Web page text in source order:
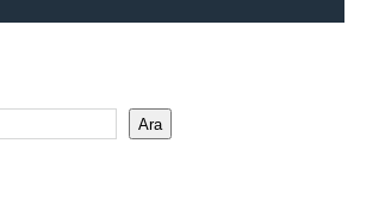
Ara